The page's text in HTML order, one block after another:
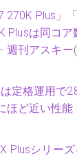
270K Plus」
Plusは同コア
週刊アスキー
定格運用で
ほど近い性
Plusシリー